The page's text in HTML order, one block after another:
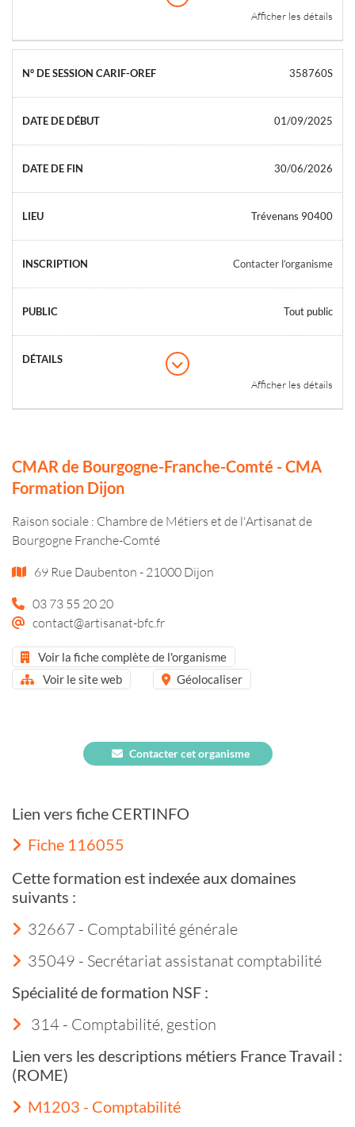
Afficher les détails
358760S
01/09/2025
30/06/2026
Trévenans 90400
Contacter l’organisme
Tout public
Afficher les détails
CMAR de Bourgogne-Franche-Comté - CMA
Formation Dijon
Raison sociale : Chambre de Métiers et de l'Artisanat de
Bourgogne Franche-Comté
69 Rue Daubenton - 21000 Dijon
03 73 55 20 20
contact@artisanat-bfc.fr
Voir la fiche complète de l'organisme
Voir le site web
Géolocaliser
Contacter cet organisme
Lien vers fiche CERTINFO
Fiche 116055
Cette formation est indexée aux domaines
suivants :
32667 - Comptabilité générale
35049 - Secrétariat assistanat comptabilité
Spécialité de formation NSF :
314 - Comptabilité, gestion
Lien vers les descriptions métiers France Travail :
(ROME)
M1203 - Comptabilité